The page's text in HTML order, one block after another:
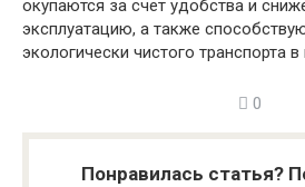
окупаются за счет удобства и
эксплуатацию, а также
экологически чистого транспорта
0
Понравилась статья?